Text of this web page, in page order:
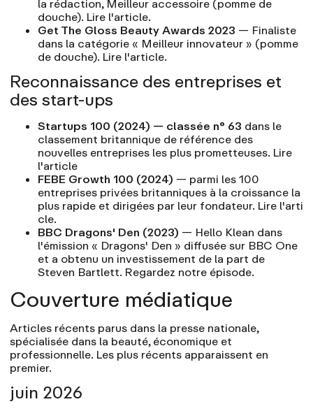
la rédaction, Meilleur accessoire (pomme de
douche). Lire l'article.
Get The Gloss Beauty Awards 2023 — Finaliste
dans la catégorie « Meilleur innovateur » (pomme
de douche). Lire l'article.
Reconnaissance des entreprises et
des start-ups
Startups 100 (2024) — classée n° 63 dans le
classement britannique de référence des
nouvelles entreprises les plus prometteuses. Lire
l'article
FEBE Growth 100 (2024) — parmi les 100
entreprises privées britanniques à la croissance la
plus rapide et dirigées par leur fondateur. Lire l'arti
cle.
BBC Dragons' Den (2023) — Hello Klean dans
l'émission « Dragons' Den » diffusée sur BBC One
et a obtenu un investissement de la part de
Steven Bartlett. Regardez notre épisode.
Couverture médiatique
Articles récents parus dans la presse nationale,
spécialisée dans la beauté, économique et
professionnelle. Les plus récents apparaissent en
premier.
juin 2026